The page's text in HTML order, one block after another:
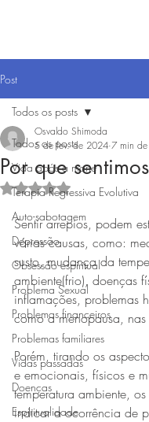
Post
Todos os posts
Vida após a morte
Terapia Regressiva Evolutiva
Auto-sabotagem
Depressão
Obsessão espiritual
Problema Sexual
Problemas financeiros
Problemas familiares
Vidas passadas
Doenças
Espiritualidade
Todos os posts
Por que
Osvaldo Shimoda
5 de fev. de 2024 7 min de
Avaliado com NaN de 5
Sentir arrepios, podem
várias causas, como:
susto, mudança da
ambiente(frio), doenças
inflamações, problemas
como a menopausa, nas
Porém, tirando os
e emocionais, físicos e
temperatura ambiente,
indicar a ocorrência de